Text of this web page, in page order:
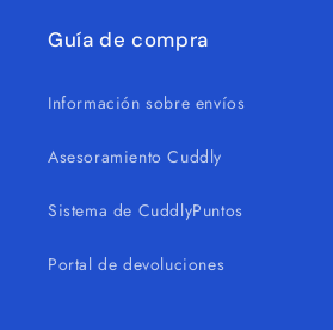
Guía de compra
Información sobre envíos
Asesoramiento Cuddly
Sistema de CuddlyPuntos
Portal de devoluciones